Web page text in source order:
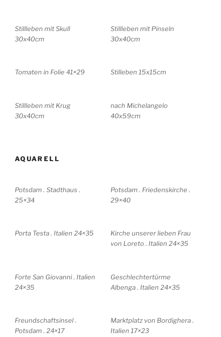
Stillleben mit Skull
30x40cm
Stillleben mit Pinseln
30x40cm
Tomaten in Folie 41×29 Stilleben 15x15cm
Stillleben mit Krug
30x40cm
nach Michelangelo
40x59cm
AQUARELL
Potsdam . Stadthaus .
25×34
Potsdam . Friedenskirche .
29×40
Porta Testa . Italien 24×35
Kirche unserer lieben Frau
von Loreto . Italien 24×35
Forte San Giovanni . Italien
24×35
Geschlechtertürme
Albenga . Italien 24×35
Freundschaftsinsel .
Potsdam . 24×17
Marktplatz von Bordighera .
Italien 17×23